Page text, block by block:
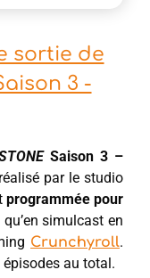
sortie de
3 -
Saison 3 –
par le studio
programmée pour
simulcast en
Crunchyroll.
au total.